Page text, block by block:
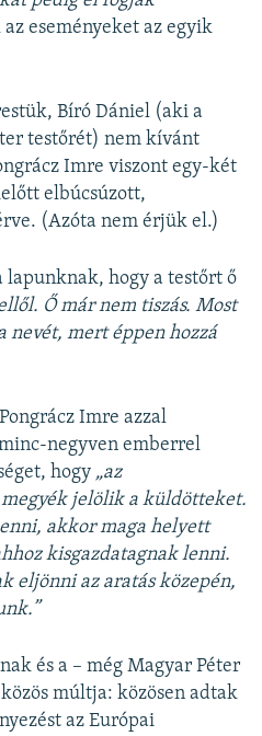
eseményeket az egyik
Bíró Dániel (aki a
testőrét) nem kívánt
Imre viszont egy-két
elbúcsúzott,
(Azóta nem érjük el.)
lapunknak, hogy a testőrt ő
Ő már nem tiszás. Most
nevét, mert éppen hozzá
Imre azzal
negyven emberrel
hogy „az
jelölik a küldötteket.
akkor maga helyett
kisgazdatagnak lenni.
eljönni az aratás közepén,
és a – még Magyar Péter
múltja: közösen adtak
az Európai